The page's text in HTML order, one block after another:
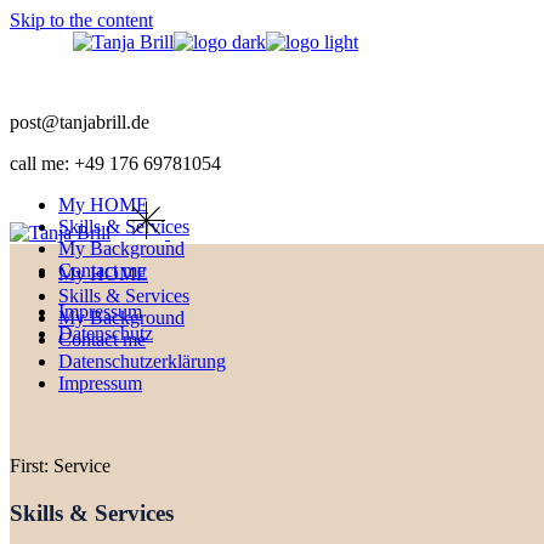
Skip to the content
post@tanjabrill.de
call me: +49 176 69781054
My HOME
Skills & Services
My Background
Contact me
Impressum
Datenschutz
My HOME
Skills & Services
My Background
Contact me
Datenschutzerklärung
Impressum
First: Service
Skills & Services